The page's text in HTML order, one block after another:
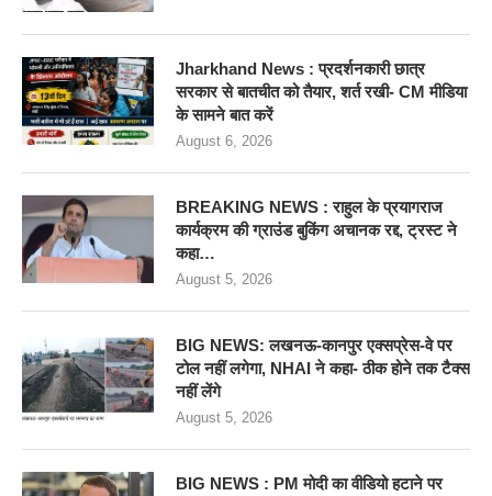
Jharkhand News : प्रदर्शनकारी छात्र
सरकार से बातचीत को तैयार, शर्त रखी- CM मीडिया
के सामने बात करें
August 6, 2026
BREAKING NEWS : राहुल के प्रयागराज
कार्यक्रम की ग्राउंड बुकिंग अचानक रद्द, ट्रस्ट ने
कहा…
August 5, 2026
BIG NEWS: लखनऊ-कानपुर एक्सप्रेस-वे पर
टोल नहीं लगेगा, NHAI ने कहा- ठीक होने तक टैक्स
नहीं लेंगे
August 5, 2026
BIG NEWS : PM मोदी का वीडियो हटाने पर